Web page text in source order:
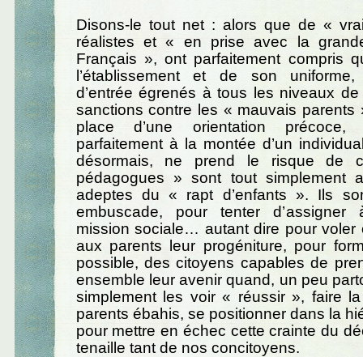
Disons-le tout net : alors que de «
réalistes et « en prise avec la
Français », ont parfaitement compris
l’établissement et de son
d’entrée égrenés à tous les niveaux de
sanctions contre les « mauvais parents
place d’une orientation précoce,
parfaitement à la montée d’un
désormais, ne prend le risque de
pédagogues » sont tout simplement
adeptes du « rapt d’enfants ». Ils
embuscade, pour tenter d’assigner
mission sociale… autant dire pour voler
aux parents leur progéniture, pour
possible, des citoyens capables de
ensemble leur avenir quand, un peu
simplement les voir « réussir », faire
parents ébahis, se positionner dans la
pour mettre en échec cette crainte du
tenaille tant de nos concitoyens.